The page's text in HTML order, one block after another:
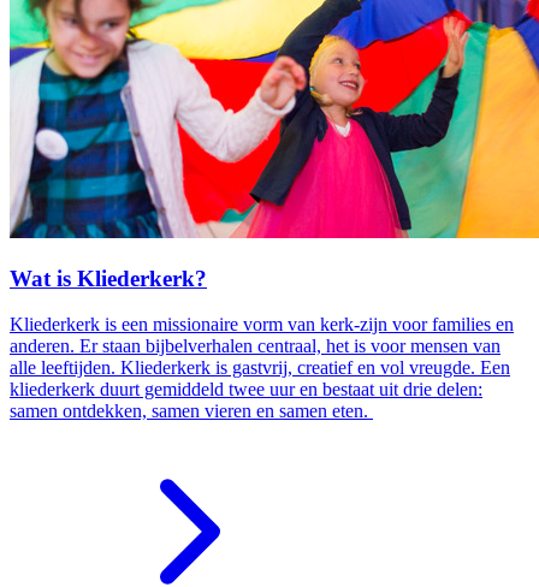
Wat is Kliederkerk?
Kliederkerk is een missionaire vorm van kerk-zijn voor families en
anderen. Er staan bijbelverhalen centraal, het is voor mensen van
alle leeftijden. Kliederkerk is gastvrij, creatief en vol vreugde. Een
kliederkerk duurt gemiddeld twee uur en bestaat uit drie delen:
samen ontdekken, samen vieren en samen eten.